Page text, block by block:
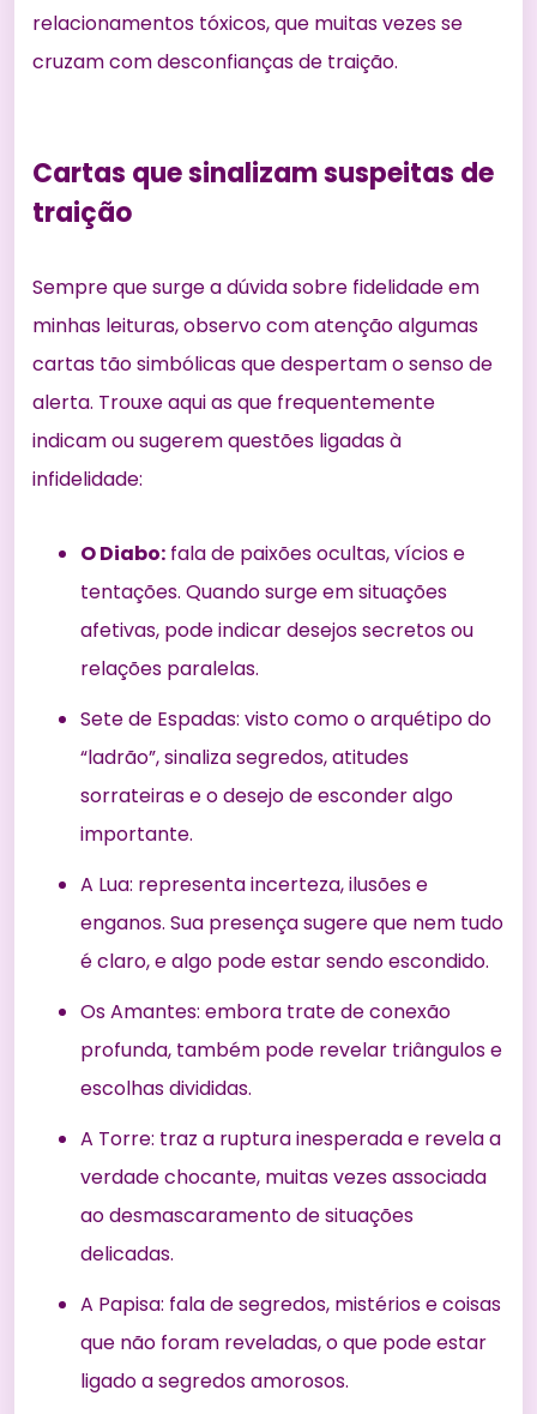
relacionamentos tóxicos, que muitas vezes se
cruzam com desconfianças de traição.
Cartas que sinalizam suspeitas de
traição
Sempre que surge a dúvida sobre fidelidade em
minhas leituras, observo com atenção algumas
cartas tão simbólicas que despertam o senso de
alerta. Trouxe aqui as que frequentemente
indicam ou sugerem questões ligadas à
infidelidade:
O Diabo: fala de paixões ocultas, vícios e
tentações. Quando surge em situações
afetivas, pode indicar desejos secretos ou
relações paralelas.
Sete de Espadas: visto como o arquétipo do
“ladrão”, sinaliza segredos, atitudes
sorrateiras e o desejo de esconder algo
importante.
A Lua: representa incerteza, ilusões e
enganos. Sua presença sugere que nem tudo
é claro, e algo pode estar sendo escondido.
Os Amantes: embora trate de conexão
profunda, também pode revelar triângulos e
escolhas divididas.
A Torre: traz a ruptura inesperada e revela a
verdade chocante, muitas vezes associada
ao desmascaramento de situações
delicadas.
A Papisa: fala de segredos, mistérios e coisas
que não foram reveladas, o que pode estar
ligado a segredos amorosos.